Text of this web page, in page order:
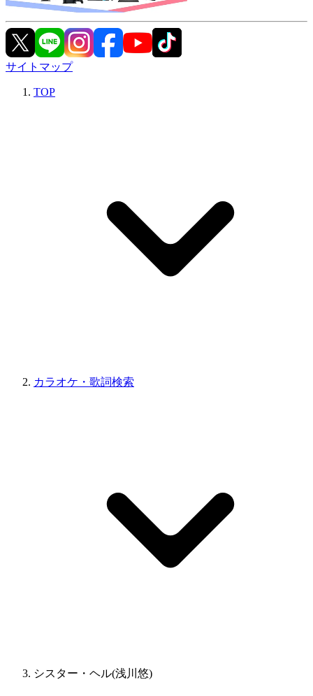
サイトマップ
TOP
カラオケ・歌詞検索
シスター・ヘル(浅川悠)